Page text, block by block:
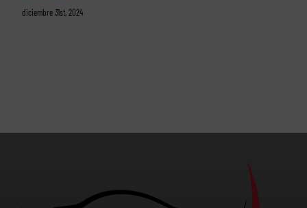
diciembre 31st, 2024